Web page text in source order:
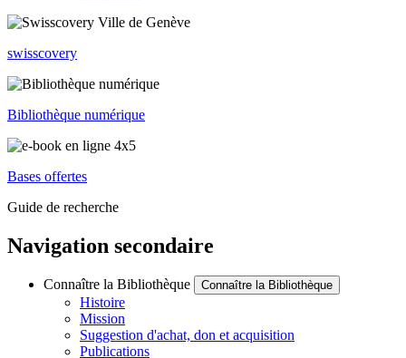
swisscovery
Bibliothèque numérique
Bases offertes
Guide de recherche
Navigation secondaire
Connaître la Bibliothèque Connaître la Bibliothèque
Histoire
Mission
Suggestion d'achat, don et acquisition
Publications